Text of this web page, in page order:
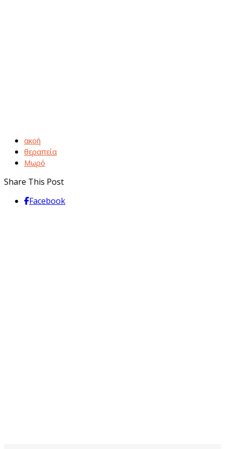
ακοή
θεραπεία
Μωρό
Share This Post
Facebook